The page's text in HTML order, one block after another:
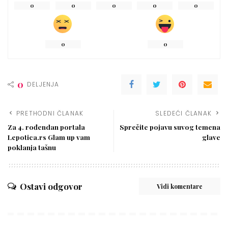
0 0 0 0 0
0 0
0 DELJENJA
PRETHODNI ČLANAK
Za 4. rođendan portala
Lepotica.rs Glam up vam
poklanja tašnu
SLEDEĆI ČLANAK
Sprečite pojavu suvog temena
glave
Ostavi odgovor Vidi komentare